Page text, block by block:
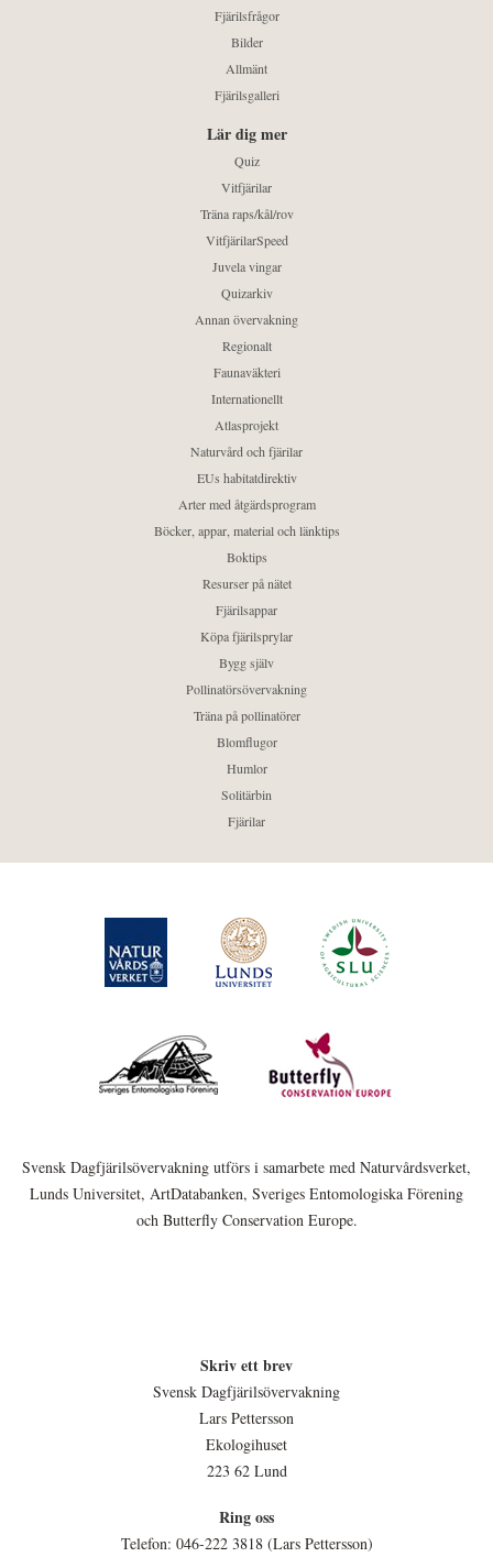
Fjärilsfrågor
Bilder
Allmänt
Fjärilsgalleri
Lär dig mer
Quiz
Vitfjärilar
Träna raps/kål/rov
VitfjärilarSpeed
Juvela vingar
Quizarkiv
Annan övervakning
Regionalt
Faunaväkteri
Internationellt
Atlasprojekt
Naturvård och fjärilar
EUs habitatdirektiv
Arter med åtgärdsprogram
Böcker, appar, material och länktips
Boktips
Resurser på nätet
Fjärilsappar
Köpa fjärilsprylar
Bygg själv
Pollinatörsövervakning
Träna på pollinatörer
Blomflugor
Humlor
Solitärbin
Fjärilar
Svensk Dagfjärilsövervakning utförs i samarbete med Naturvårdsverket,
Lunds Universitet, ArtDatabanken, Sveriges Entomologiska Förening
och Butterfly Conservation Europe.
Skriv ett brev
Svensk Dagfjärilsövervakning
Lars Pettersson
Ekologihuset
223 62 Lund
Ring oss
Telefon: 046-222 3818 (Lars Pettersson)